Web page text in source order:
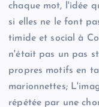
chaque mot, l'idée
si elles ne le font
timide et social à
n'était pas un pas
propres motifs en
marionnettes;
répétée par une